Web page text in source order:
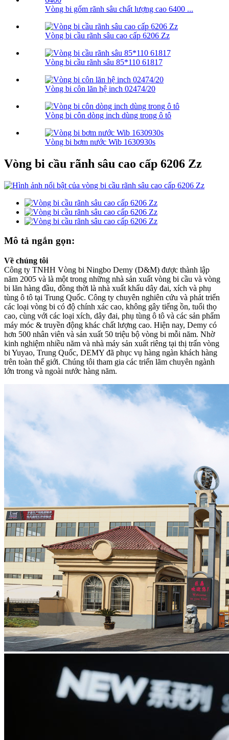
Vòng bi gốm rãnh sâu chất lượng cao 6400 ...
Vòng bi cầu rãnh sâu cao cấp 6206 Zz
Vòng bi cầu rãnh sâu 85*110 61817
Vòng bi côn lăn hệ inch 02474/20
Vòng bi côn dòng inch dùng trong ô tô
Vòng bi bơm nước Wib 1630930s
Vòng bi cầu rãnh sâu cao cấp 6206 Zz
Mô tả ngắn gọn:
Về chúng tôi
Công ty TNHH Vòng bi Ningbo Demy (D&M) được thành lập
năm 2005 và là một trong những nhà sản xuất vòng bi cầu và vòng
bi lăn hàng đầu, đồng thời là nhà xuất khẩu dây đai, xích và phụ
tùng ô tô tại Trung Quốc. Công ty chuyên nghiên cứu và phát triển
các loại vòng bi có độ chính xác cao, không gây tiếng ồn, tuổi thọ
cao, cùng với các loại xích, dây đai, phụ tùng ô tô và các sản phẩm
máy móc & truyền động khác chất lượng cao. Hiện nay, Demy có
hơn 500 nhân viên và sản xuất 50 triệu bộ vòng bi mỗi năm. Nhờ
kinh nghiệm nhiều năm và nhà máy sản xuất riêng tại thị trấn vòng
bi Yuyao, Trung Quốc, DEMY đã phục vụ hàng ngàn khách hàng
trên toàn thế giới. Chúng tôi tham gia các triển lãm chuyên ngành
lớn trong và ngoài nước hàng năm.